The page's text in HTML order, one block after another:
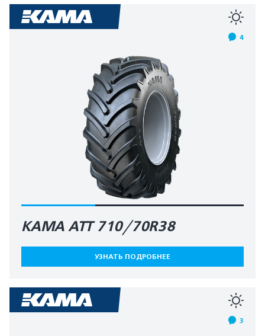
4
КАМА АТТ 710/70R38
УЗНАТЬ ПОДРОБНЕЕ
3